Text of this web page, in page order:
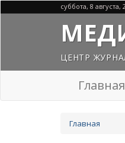
суббота, 8 августа,
ЦЕНТР
Главная
здесь
Главная